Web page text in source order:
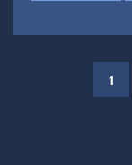
1